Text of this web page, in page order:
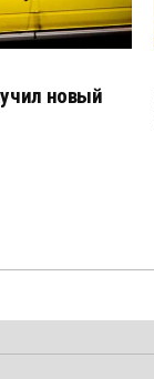
новый